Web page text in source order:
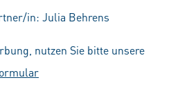
in: Julia Behrens
nutzen Sie bitte unsere